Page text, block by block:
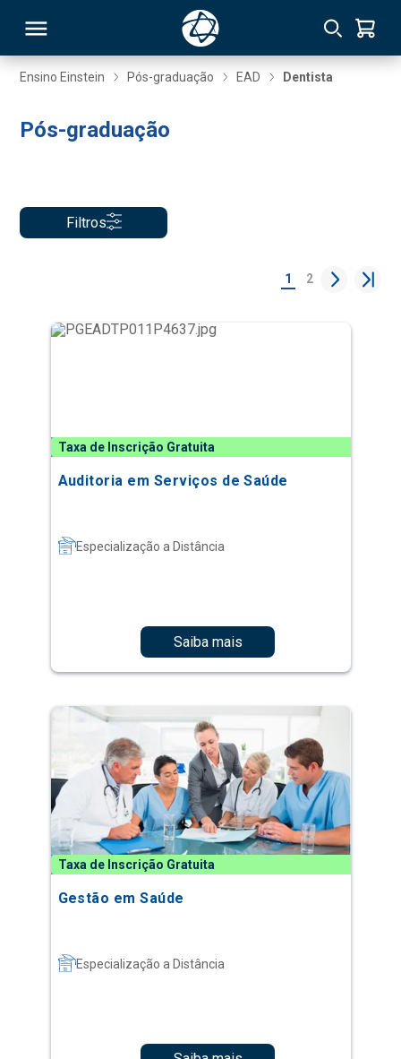
Ensino Einstein Pós-graduação EAD Dentista
Pós-graduação
Filtros
1 2
Taxa de Inscrição Gratuita
Auditoria em Serviços de Saúde
Especialização a Distância
Saiba mais
Taxa de Inscrição Gratuita
Gestão em Saúde
Especialização a Distância